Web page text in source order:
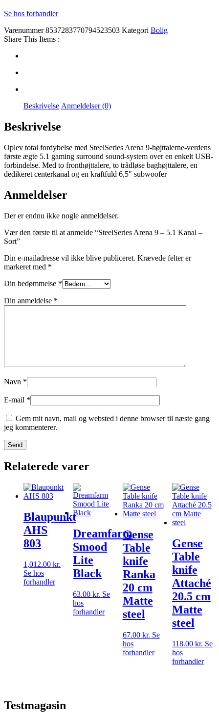
Se hos forhandler
Varenummer8537283770794523503 Kategori Bolig
Share This Items :
Beskrivelse Anmeldelser (0)
Beskrivelse
Oplev total fordybelse med SteelSeries Arena 9-højttalerne-verdens
første ægte 5.1 gaming surround sound-system over en enkelt USB-
forbindelse. Med to fronthøjttalere, to trådløse baghøjttalere, en
dedikeret centerkanal og en kraftfuld 6,5″ subwoofer
Anmeldelser
Der er endnu ikke nogle anmeldelser.
Vær den første til at anmelde “SteelSeries Arena 9 – 5.1 Kanal –
Sort”
Din e-mailadresse vil ikke blive publiceret. Krævede felter er
markeret med *
Din bedømmelse *
Din anmeldelse *
Navn *
E-mail *
Gem mit navn, mail og websted i denne browser til næste gang
jeg kommenterer.
Relaterede varer
Blaupunkt
AHS
803
1,012.00 kr.
Se hos
forhandler
Dreamfarm
Smood
Lite
Black
63.00kr. Se
hos
forhandler
Gense
Table
knife
Ranka
20 cm
Matte
steel
67.00 kr. Se
hos
forhandler
Gense
Table
knife
Attaché
20.5 cm
Matte
steel
118.00 kr. Se
hos
forhandler
Testmagasin